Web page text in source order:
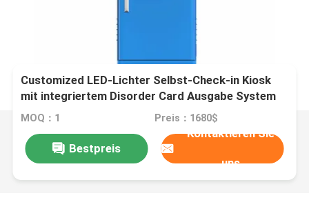
Customized LED-Lichter Selbst-Check-in Kiosk
mit integriertem Disorder Card Ausgabe System
und Kreditkarten-Fähigkeit
MOQ：1 Preis：1680$
Bestpreis
Kontaktieren Sie
uns